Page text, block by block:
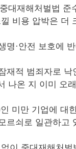
중대재해처벌법 준
비용 압박은 더
명 ·안전 보호에
재적 범죄자로 낙
나온 지 이미 오
인 미만 기업에 대
르쇠로 일관하고